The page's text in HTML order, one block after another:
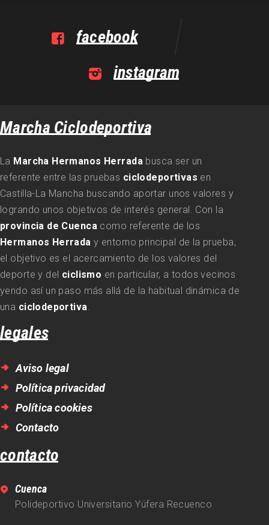
facebook
instagram
Marcha Ciclodeportiva
La Marcha Hermanos Herradabusca ser un
referente entre las pruebas ciclodeportivas en
Castilla-La Mancha buscando aportar unos valores y
logrando unos objetivos de interés general. Con la
provincia de Cuencacomo referente de los
Hermanos Herrada y entorno principal de la prueba,
el objetivo es el acercamiento de los valores del
deporte y del ciclismo en particular, a todos vecinos
yendo así un paso más allá de la habitual dinámica de
una ciclodeportiva.
legales
Aviso legal
Política privacidad
Política cookies
Contacto
contacto
Cuenca
Polideportivo Universitario Yúfera Recuenco